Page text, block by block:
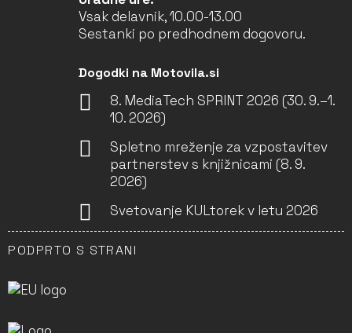
Vsak delavnik, 10.00-13.00
Sestanki po predhodnem dogovoru.
Dogodki na Motovila.si
8. MediaTech SPRINT 2026 (30. 9.–1.
10. 2026)
Spletno mreženje za vzpostavitev
partnerstev s knjižnicami (8. 9.
2026)
Svetovanje KULtorek v letu 2026
PODPRTO S STRANI